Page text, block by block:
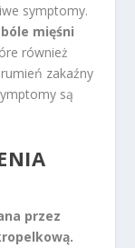
symptomy.
bóle mięśni
również
zakaźny
są
przez